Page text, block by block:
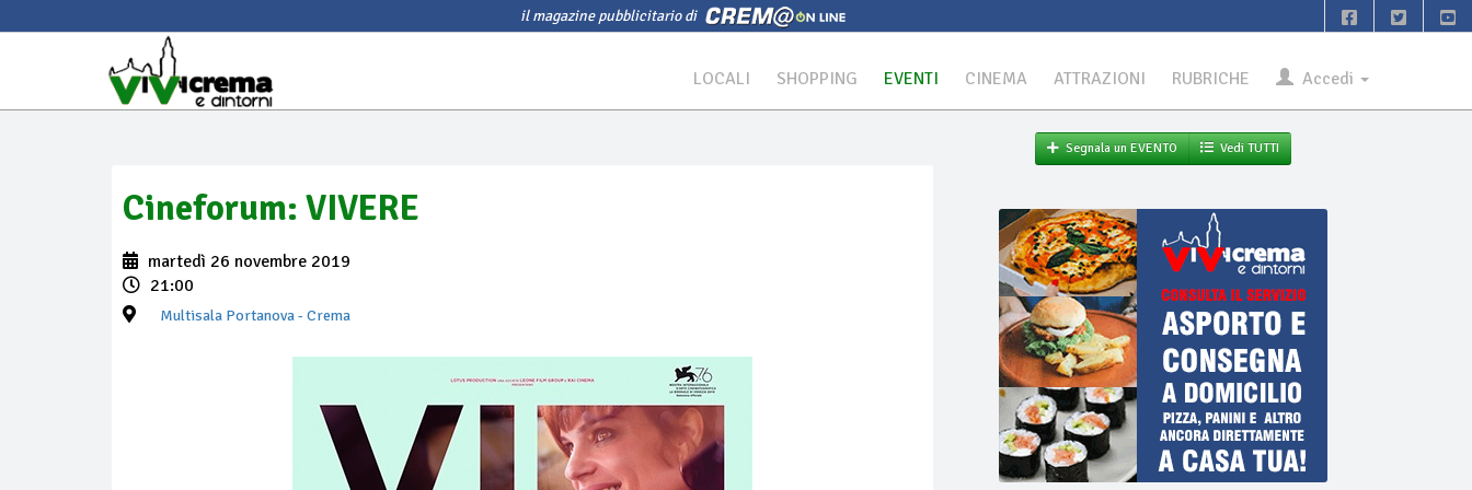
il magazine pubblicitario di
LOCALI SHOPPING EVENTI CINEMA ATTRAZIONI RUBRICHE Accedi
Cineforum: VIVERE
martedì 26 novembre 2019
21:00
Multisala Portanova- Crema
Segnala un EVENTO Vedi TUTTI